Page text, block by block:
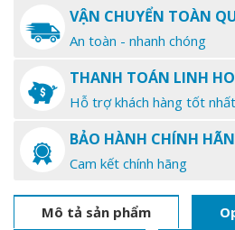
VẬN CHUYỂN TOÀN
An toàn - nhanh chóng
THANH TOÁN LINH
Hỗ trợ khách hàng tốt nhất
BẢO HÀNH CHÍNH
Cam kết chính hãng
Mô tả sản phẩm